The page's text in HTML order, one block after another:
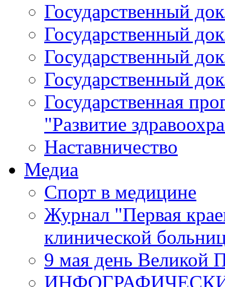
Государственный
Государственный
Государственный
Государственный
Государственная
"Развитие
Наставничество
Медиа
Спорт в медицине
Журнал "Первая
клинической
9 мая день Великой